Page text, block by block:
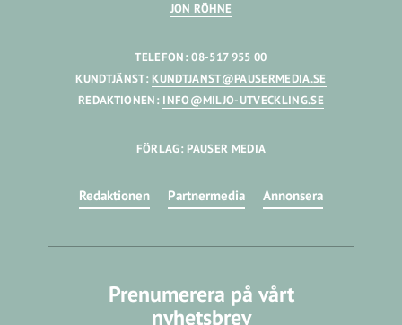
JON RÖHNE
TELEFON: 08-517 955 00
KUNDTJÄNST: KUNDTJANST@PAUSERMEDIA.SE
REDAKTIONEN: INFO@MILJO-UTVECKLING.SE
FÖRLAG: PAUSER MEDIA
Redaktionen Partnermedia Annonsera
Prenumerera på vårt
nyhetsbrev